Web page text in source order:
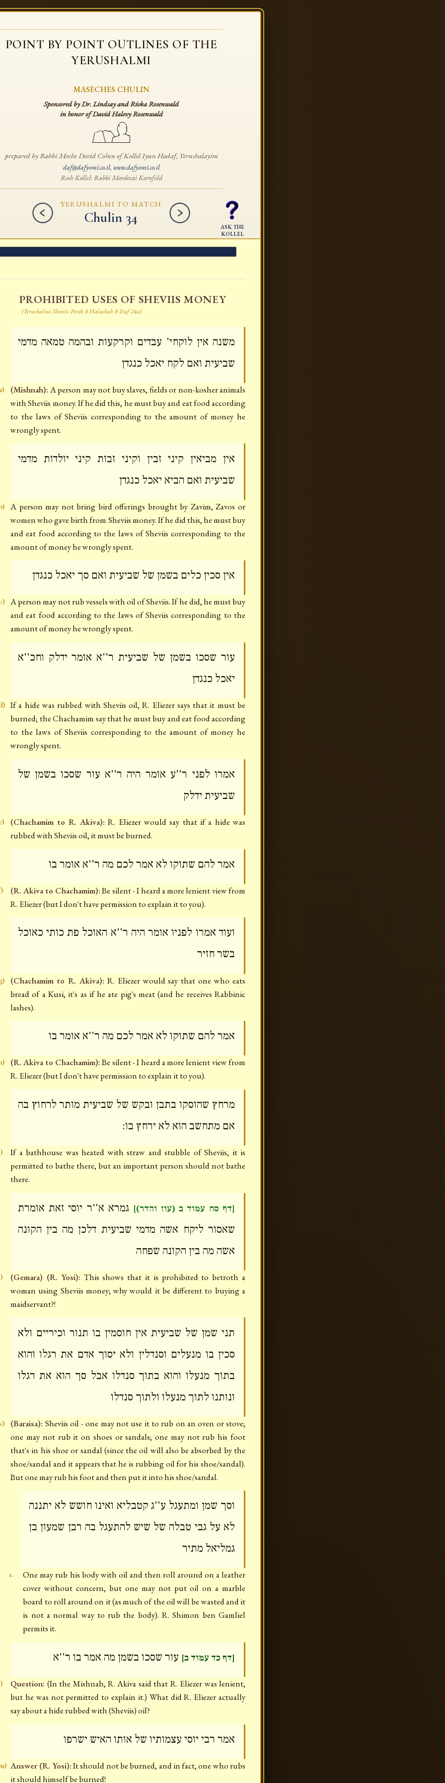
POINT BY POINT OUTLINES OF THE
YERUSHALMI
MASECHES CHULIN
Sponsored by Dr. Lindsay and Rivka Rosenwald
in honor of David Halevy Rosenwald
prepared by Rabbi Moshe Dovid Cohen of Kollel Iyun Hadaf, Yerushalayim
daf@dafyomi.co.il, www.dafyomi.co.il
Rosh Kollel: Rabbi Mordecai Kornfeld
YERUSHALMI TO MATCH
Chulin 34
ASK THE
KOLLEL
PROHIBITED USES OF SHEVIIS MONEY
(Yerushalmi Sheviis Perek 8 Halachah 8 Daf 24a)
משנה אין לוקחי' עבדים וקרקעות ובהמה טמאה מדמי
שביעית ואם לקח יאכל כנגדן
(Mishnah): A person may not buy slaves, fields or non-kosher animals
with Sheviis money. If he did this, he must buy and eat food according
to the laws of Sheviis corresponding to the amount of money he
wrongly spent.
אין מביאין קיני זבין וקיני זבות קיני יולדות מדמי
שביעית ואם הביא יאכל כנגדן
A person may not bring bird offerings brought by Zavim, Zavos or
women who gave birth from Sheviis money. If he did this, he must buy
and eat food according to the laws of Sheviis corresponding to the
amount of money he wrongly spent.
אין סכין כלים בשמן של שביעית ואם סך יאכל כנגדן
A person may not rub vessels with oil of Sheviis. If he did, he must buy
and eat food according to the laws of Sheviis corresponding to the
amount of money he wrongly spent.
עור שסכו בשמן של שביעית ר''א אומר ידלק וחכ''א
יאכל כנגדן
If a hide was rubbed with Sheviis oil, R. Eliezer says that it must be
burned; the Chachamim say that he must buy and eat food according
to the laws of Sheviis corresponding to the amount of money he
wrongly spent.
אמרו לפני ר''ע אומר היה ר''א עור שסכו בשמן של
שביעית ידלק
(Chachamim to R. Akiva): R. Eliezer would say that if a hide was
rubbed with Sheviis oil, it must be burned.
אמר להם שתוקו לא אמר לכם מה ר''א אומר בו
(R. Akiva to Chachamim):Be silent - I heard a more lenient view from
R. Eliezer (but I don't have permission to explain it to you).
ועוד אמרו לפניו אומר היה ר''א האוכל פת כותי כאוכל
בשר חזיר
(Chachamim to R. Akiva): R. Eliezer would say that one who eats
bread of a Kusi, it's as if he ate pig's meat (and he receives Rabbinic
lashes).
אמר להם שתוקו לא אמר לכם מה ר''א אומר בו
(R. Akiva to Chachamim):Be silent - I heard a more lenient view from
R. Eliezer (but I don't have permission to explain it to you).
מרחץ שהוסקו בתבן ובקש של שביעית מותר לרחוץ בה
אם מתחשב הוא לא ירחץ בו:
If a bathhouse was heated with straw and stubble of Sheviis, it is
permitted to bathe there, but an important person should not bathe
there.
[דף סח עמוד ב (עוז והדר)] גמרא א''ר יוסי זאת אומרת
שאסור ליקח אשה מדמי שביעית דלכן מה בין הקונה
אשה מה בין הקונה שפחה
(Gemara) (R. Yosi): This shows that it is prohibited to betroth a
woman using Sheviis money; why would it be different to buying a
maidservant?!
תני שמן של שביעית אין חוסמין בו תנור וכיריים ולא
סכין בו מנעלים וסנדלין ולא יסוך אדם את רגלו והוא
בתוך מנעלו והוא בתוך סנדלו אבל סך הוא את רגלו
ונותנו לתוך מנעלו ולתוך סנדלו
(Baraisa): Sheviis oil - one may not use it to rub on an oven or stove;
one may not rub it on shoes or sandals; one may not rub his foot
that's in his shoe or sandal (since the oil will also be absorbed by the
shoe/sandal and it appears that he is rubbing oil for his shoe/sandal).
But one may rub his foot and then put it into his shoe/sandal.
וסך שמן ומתעגל ע''ג קטבליא ואינו חושש לא יתננה
לא על גבי טבלה של שיש להתעגל בה רבן שמעון בן
גמליאל מתיר
1.
One may rub his body with oil and then roll around on a leather
cover without concern, but one may not put oil on a marble
board to roll around on it (as much of the oil will be wasted and it
is not a normal way to rub the body). R. Shimon ben Gamliel
permits it.
[דף כד עמוד ב] עור שסכו בשמן מה אמר בו ר''א
Question: (In the Mishnah, R. Akiva said that R. Eliezer was lenient,
but he was not permitted to explain it.) What did R. Eliezer actually
say about a hide rubbed with (Sheviis) oil?
אמר רבי יוסי עצמותיו של אותו האיש ישרפו
Answer (R. Yosi):It should not be burned, and in fact, one who rubs
it should himself be burned!